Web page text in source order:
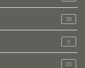
38
9
20